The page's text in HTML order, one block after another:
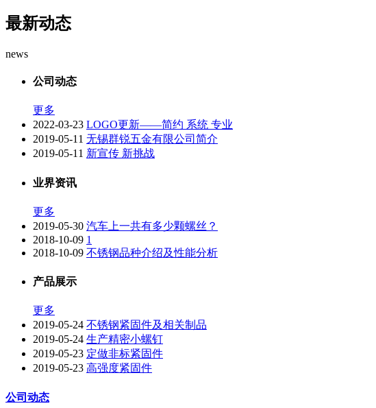
最新动态
news
公司动态
更多
2022-03-23 LOGO更新——简约 系统 专业
2019-05-11 无锡群锐五金有限公司简介
2019-05-11 新宣传 新挑战
业界资讯
更多
2019-05-30 汽车上一共有多少颗螺丝？
2018-10-09 1
2018-10-09 不锈钢品种介绍及性能分析
产品展示
更多
2019-05-24 不锈钢紧固件及相关制品
2019-05-24 生产精密小螺钉
2019-05-23 定做非标紧固件
2019-05-23 高强度紧固件
公司动态